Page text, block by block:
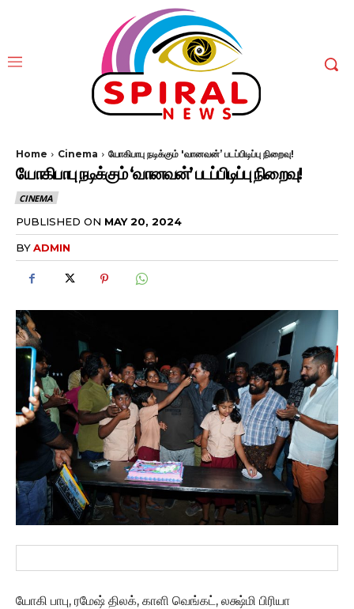
Home Cinema யோகிபாபு நடிக்கும் 'வானவன்’ படப்பிடிப்பு நிறைவு!
யோகிபாபு நடிக்கும் ‘வானவன்’ படப்பிடிப்பு நிறைவு!
CINEMA
PUBLISHED ON MAY 20, 2024
BYADMIN
யோகி பாபு, ரமேஷ் திலக், காளி வெங்கட், லக்ஷ்மி பிரியா